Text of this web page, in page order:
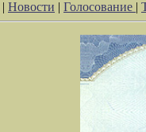
| Новости | Голосование |